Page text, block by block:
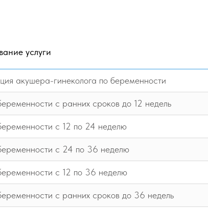
услуги
акушера-гинеколога по беременности
с ранних сроков до 12 недель
с 12 по 24 неделю
с 24 по 36 неделю
с 12 по 36 неделю
с ранних сроков до 36 недель